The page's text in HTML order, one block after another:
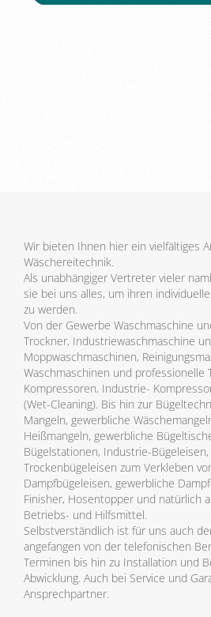
Wir bieten Ihnen hier ein vielfältiges
Wäschereitechnik.
Als unabhängiger Vertreter vieler
sie bei uns alles, um ihren
zu werden.
Von der Gewerbe Waschmaschine
Trockner, Industriewaschmaschine
Moppwaschmaschinen,
Waschmaschinen und professionelle
Kompressoren, Industrie-
(Wet-Cleaning). Bis hin zur
Mangeln, gewerbliche
Heißmangeln, gewerbliche
Bügelstationen, Industrie-
Trockenbügeleisen zum Verkleben
Dampfbügeleisen, gewerbliche
Finisher, Hosentopper und natürlich
Betriebs- und Hilfsmittel.
Selbstverständlich ist für uns auch
angefangen von der telefonischen
Terminen bis hin zu Installation und
Abwicklung. Auch bei Service und
Ansprechpartner.